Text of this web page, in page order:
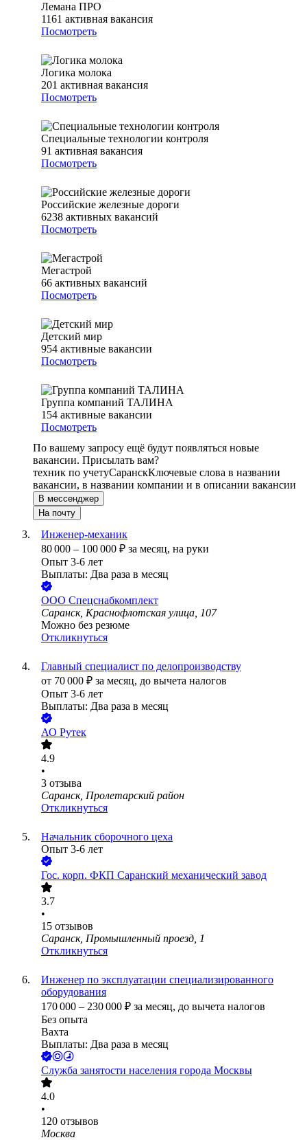
Лемана ПРО
1161 активная вакансия
Посмотреть
Логика молока
201 активная вакансия
Посмотреть
Специальные технологии контроля
91 активная вакансия
Посмотреть
Российские железные дороги
6238 активных вакансий
Посмотреть
Мегастрой
66 активных вакансий
Посмотреть
Детский мир
954 активные вакансии
Посмотреть
Группа компаний ТАЛИНА
154 активные вакансии
Посмотреть
По вашему запросу ещё будут появляться новые
вакансии. Присылать вам?
техник по учетуСаранскКлючевые слова в названии
вакансии, в названии компании и в описании вакансии
В мессенджер
На почту
Инженер-механик
80 000 – 100 000 ₽ за месяц, на руки
Опыт 3-6 лет
Выплаты: Два раза в месяц
ООО Спецснабкомплект
Саранск, Краснофлотская улица, 107
Можно без резюме
Откликнуться
Главный специалист по делопроизводству
от 70 000 ₽ за месяц, до вычета налогов
Опыт 3-6 лет
Выплаты: Два раза в месяц
АО Рутек
4.9
•
3 отзыва
Саранск, Пролетарский район
Откликнуться
Начальник сборочного цеха
Опыт 3-6 лет
Гос. корп. ФКП Саранский механический завод
3.7
•
15 отзывов
Саранск, Промышленный проезд, 1
Откликнуться
Инженер по эксплуатации специализированного
оборудования
170 000 – 230 000 ₽ за месяц, до вычета налогов
Без опыта
Вахта
Выплаты: Два раза в месяц
Служба занятости населения города Москвы
4.0
•
120 отзывов
Москва